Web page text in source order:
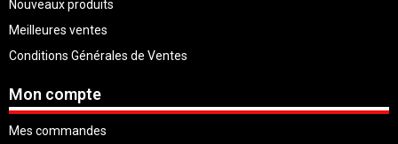
Nouveaux produits
Meilleures ventes
Conditions Générales de Ventes
Mon compte
Mes commandes